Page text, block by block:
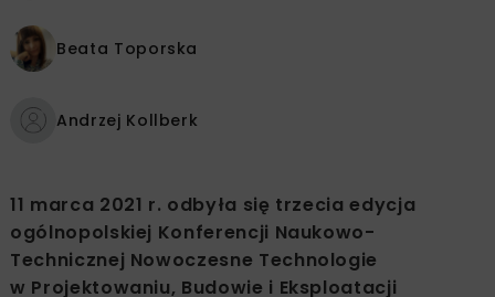
Beata Toporska
Andrzej Kollberk
11 marca 2021 r. odbyła się trzecia edycja
ogólnopolskiej Konferencji Naukowo-
Technicznej Nowoczesne Technologie
w Projektowaniu, Budowie i Eksploatacji